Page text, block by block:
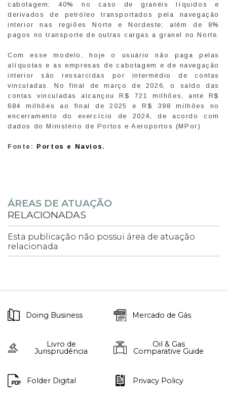
cabotagem; 40% no caso de granéis líquidos e
derivados de petróleo transportados pela navegação
interior nas regiões Norte e Nordeste; além de 8%
pagos no transporte de outras cargas a granel no Norte.
Com esse modelo, hoje o usuário não paga pelas
alíquotas e as empresas de cabotagem e de navegação
interior são ressarcidas por intermédio de contas
vinculadas. No final de março de 2026, o saldo das
contas vinculadas alcançou R$ 721 milhões, ante R$
684 milhões ao final de 2025 e R$ 398 milhões no
encerramento do exercício de 2024, de acordo com
dados do Ministério de Portos e Aeroportos (MPor)
Fonte: Portos e Navios .
ÁREAS DE ATUAÇÃO
RELACIONADAS
Esta publicação não possui área de atuação
relacionada
Doing Business Mercado de Gás
Livro de
Jurisprudência
Oil & Gas
Comparative Guide
Folder Digital Privacy Policy